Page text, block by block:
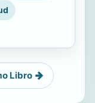
Libro